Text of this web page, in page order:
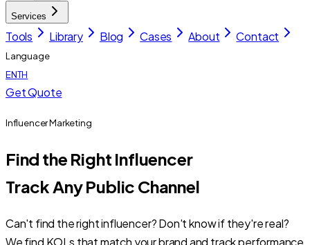
Services
Tools Library Blog Cases About Contact
Language
ENTH
Get Quote
Influencer Marketing
Find the Right Influencer
Track Any Public Channel
Can't find the right influencer? Don't know if they're real?
We find KOLs that match your brand and track performance